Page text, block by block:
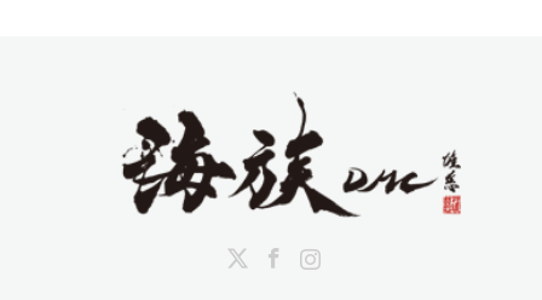
Instagram